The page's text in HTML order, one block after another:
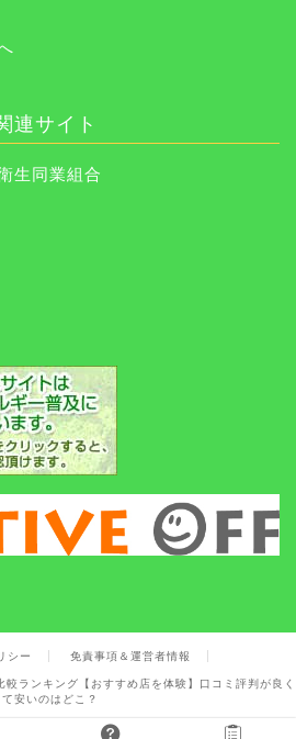
連サイト
生同業組合
シー 免責事項＆運営者情報
ランキング【おすすめ店を体験】口コミ評判が良く
て安いのはどこ？